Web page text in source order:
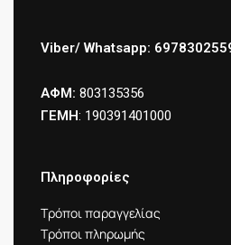
Viber/ Whatsapp:
ΑΦΜ: 803135356
ΓΕΜΗ: 190391401000
Πληροφορίες
Τρόποι παραγγελίας
Τρόποι πληρωμής